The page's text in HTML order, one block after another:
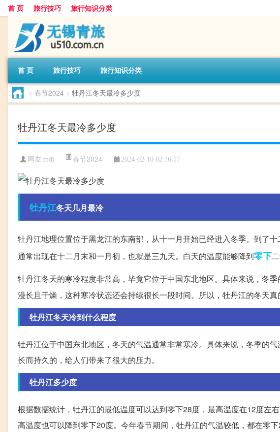
首 页 旅行技巧 旅行知识分类
首 页 旅行技巧 旅行知识分类
> 春节2024 > 牡丹江冬天最冷多少度
牡丹江冬天最冷多少度
网友:mdj 春节2024 2024-02-10 02:16:17
牡丹江冬天几月最冷
牡丹江地理位置位于黑龙江的东南部，从十一月开始已经进入冬季。到了
通常出现在十二月末和一月初，也就是三九天。白天的温度能够降到零下
牡丹江冬天的寒冷程度非常高，毕竟它位于中国东北地区。具体来说，冬季
漫长且干燥，这种寒冷状态还会持续很长一段时间。所以，牡丹江的冬天真
牡丹江冬天冷到什么程度
牡丹江位于中国东北地区，冬天的气温通常非常寒冷。具体来说，冬季的
长而持久的，给人们带来了很大的压力。
牡丹江多少度
根据数据统计，牡丹江的最低温度可以达到零下28度，最高温度在12度左
高温度也可以降到零下20度。今年春节期间，牡丹江的气温较低，都在零下